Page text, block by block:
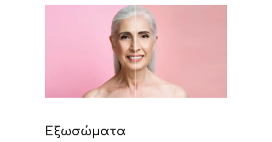
Εξωσώματα